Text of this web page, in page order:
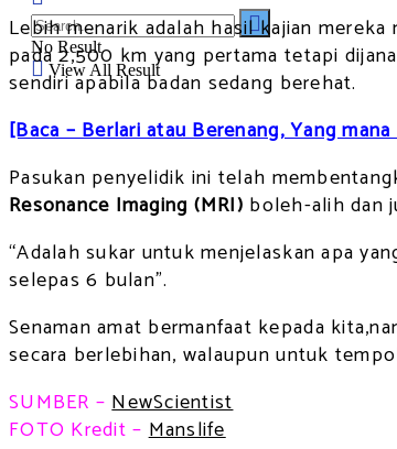
No Result
View All Result
Lebih menarik adalah hasil kajian mereka
pada 2,500 km yang pertama tetapi
sendiri apabila badan sedang berehat.
[Baca – Berlari atau Berenang, Yang
Pasukan penyelidik ini telah
Resonance Imaging (MRI) boleh-alih dan
“Adalah sukar untuk menjelaskan apa
selepas 6 bulan”.
Senaman amat bermanfaat kepada
secara berlebihan, walaupun untuk
SUMBER –NewScientist
FOTO Kredit –Manslife